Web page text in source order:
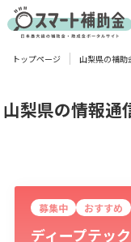
対象
トップページ 山梨県の補助
山梨県の情報通
募集中 おすすめ
ディープテッ